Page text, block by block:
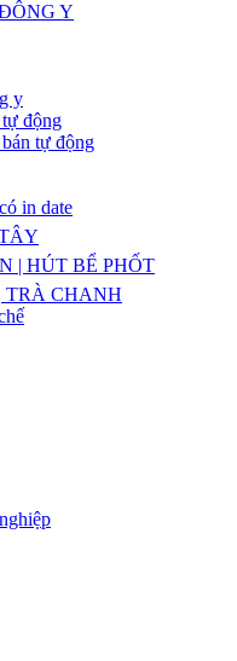
Y
y
động
tự động
in date
| HÚT BỂ PHỐT
TRÀ CHANH